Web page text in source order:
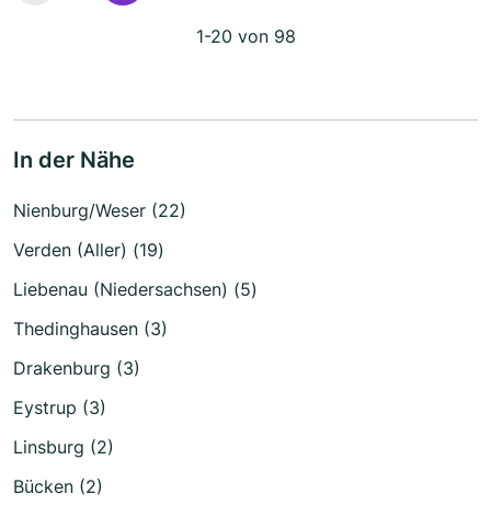
1-20 von 98
In der Nähe
Nienburg/Weser (22)
Verden (Aller) (19)
Liebenau (Niedersachsen) (5)
Thedinghausen (3)
Drakenburg (3)
Eystrup (3)
Linsburg (2)
Bücken (2)